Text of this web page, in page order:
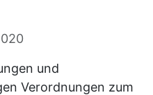
und
Verordnungen zum